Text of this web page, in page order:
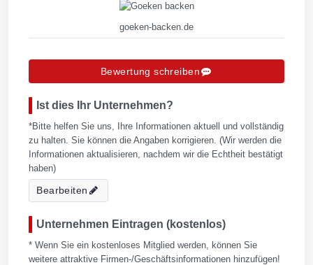
goeken-backen.de
Bewertung schreiben
Ist dies Ihr Unternehmen?
*Bitte helfen Sie uns, Ihre Informationen aktuell und vollständig
zu halten. Sie können die Angaben korrigieren. (Wir werden die
Informationen aktualisieren, nachdem wir die Echtheit bestätigt
haben)
Bearbeiten
Unternehmen Eintragen (kostenlos)
* Wenn Sie ein kostenloses Mitglied werden, können Sie
weitere attraktive Firmen-/Geschäftsinformationen hinzufügen!